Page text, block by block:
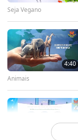
Seja Vegano
4:40
Animais